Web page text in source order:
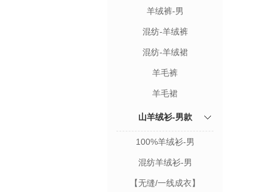
羊绒裤-男
混纺-羊绒裤
混纺-羊绒裙
羊毛裤
羊毛裙
山羊绒衫-男款
100%羊绒衫-男
混纺羊绒衫-男
【无缝/一线成衣】